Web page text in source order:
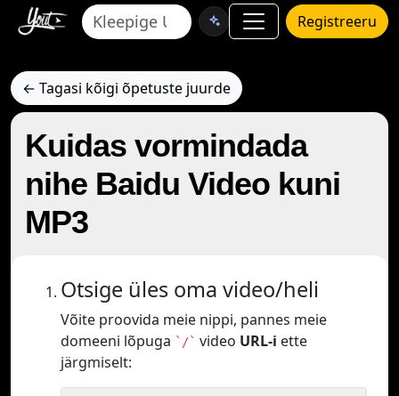
Registreeru
← Tagasi kõigi õpetuste juurde
Kuidas vormindada
nihe Baidu Video kuni
MP3
Otsige üles oma video/heli
Võite proovida meie nippi, pannes meie
domeeni lõpuga `/` video URL-i ette
järgmiselt: